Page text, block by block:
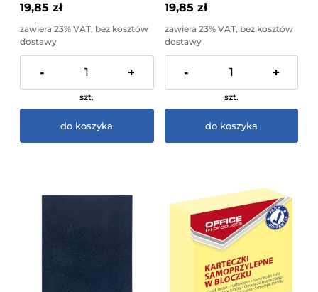
19,85 zł
zawiera 23% VAT, bez kosztów
dostawy
- +
szt.
do koszyka
19,85 zł
zawiera 23% VAT, bez kosztów
dostawy
- +
szt.
do koszyka